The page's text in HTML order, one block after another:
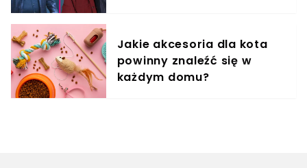
Jakie akcesoria dla kota
powinny znaleźć się w
każdym domu?